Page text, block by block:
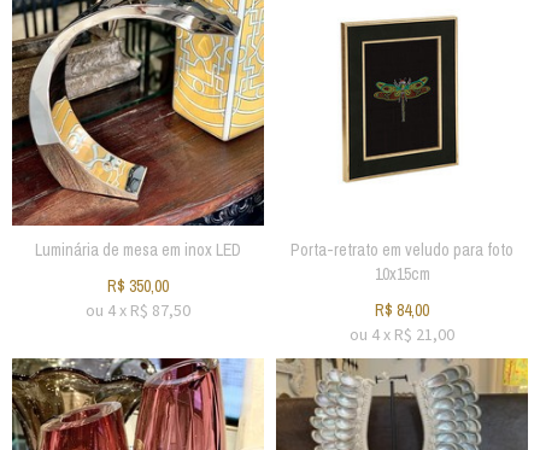
Luminária de mesa em inox LED
R$ 350,00
ou 4x R$ 87,50
Porta-retrato em veludo para foto
10x15cm
R$ 84,00
ou 4x R$ 21,00